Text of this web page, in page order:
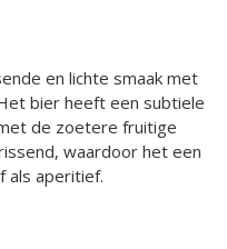
en lichte smaak met
bier heeft een subtiele
de zoetere fruitige
waardoor het een
als aperitief.